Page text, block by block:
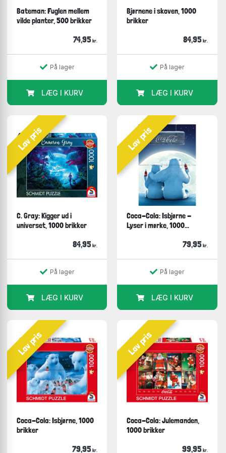
Bateman: Fuglen mellem
vilde planter, 500 brikker
74,95 kr.
På lager
LÆG I KURV
Bjørnene i skoven, 1000
brikker
84,95 kr.
På lager
LÆG I KURV
Lav pris
C. Gray: Kigger ud i
universet, 1000 brikker
84,95 kr.
På lager
LÆG I KURV
Lav pris
Coca-Cola: Isbjørne -
Lyser i mørke, 1000...
79,95 kr.
På lager
LÆG I KURV
Lav pris
Coca-Cola: Isbjørne, 1000
brikker
79,95 kr.
Lav pris
Coca-Cola: Julemanden,
1000 brikker
99,95 kr.